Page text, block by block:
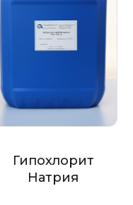
Гипохлорит
Натрия